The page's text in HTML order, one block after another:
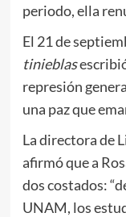
periodo, ella
El 21 de
tinieblas
represión
una paz que
La directora de
afirmó que a
dos costados:
UNAM, los